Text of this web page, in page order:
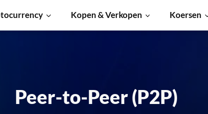
Kopen & Verkopen Koersen
Peer-to-Peer (P2P)